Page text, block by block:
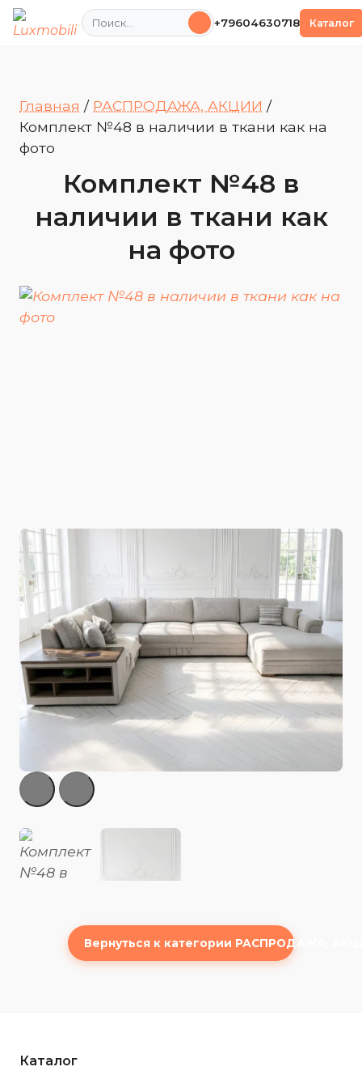
Поиск +79604630718 Каталог
Главная / РАСПРОДАЖА, АКЦИИ /
Комплект №48 в наличии в ткани как на
фото
Комплект №48 в
наличии в ткани как
на фото
Вернуться к категории РАСПРОДАЖА,
Каталог